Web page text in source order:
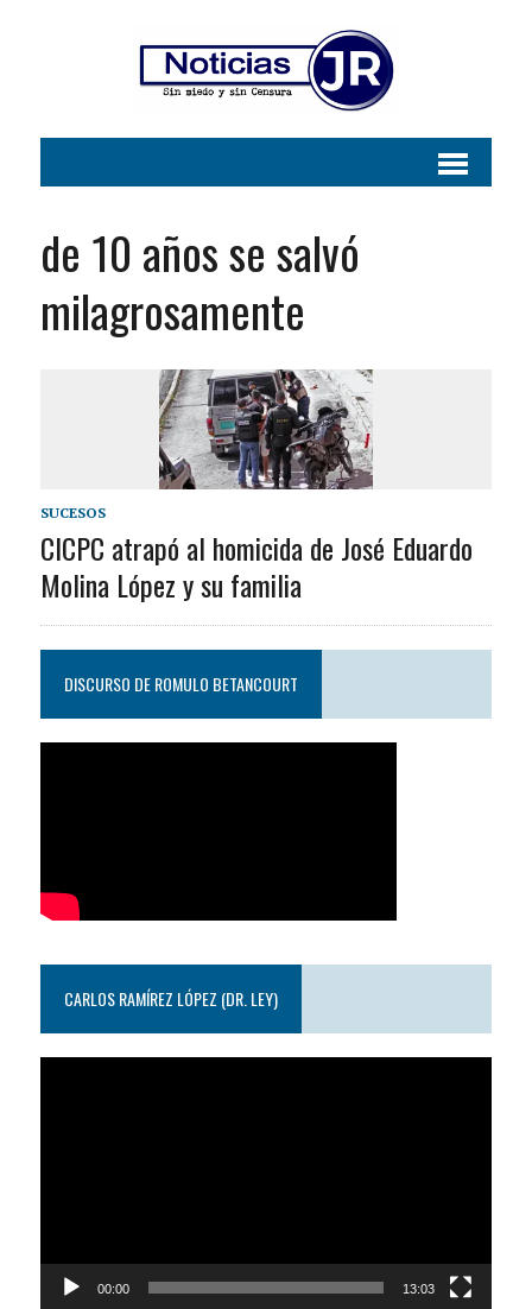
de 10 años se salvó
milagrosamente
SUCESOS
CICPC atrapó al homicida de José Eduardo
Molina López y su familia
DISCURSO DE ROMULO BETANCOURT
CARLOS RAMÍREZ LÓPEZ (DR. LEY)
00:00 13:03